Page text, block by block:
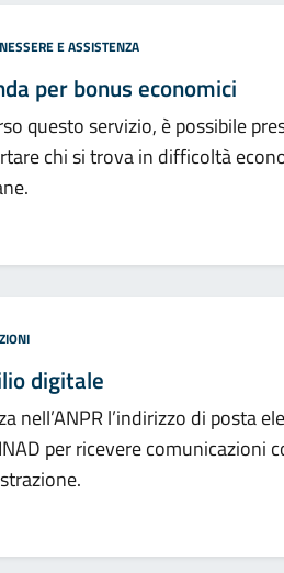
E ASSISTENZA
per bonus economici
questo servizio, è possibile
chi si trova in difficoltà
digitale
nell’ANPR l’indirizzo di posta
per ricevere comunicazioni